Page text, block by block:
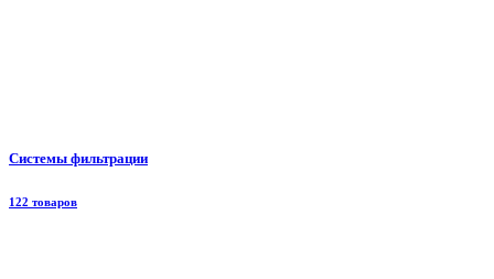
Системы фильтрации
122 товаров